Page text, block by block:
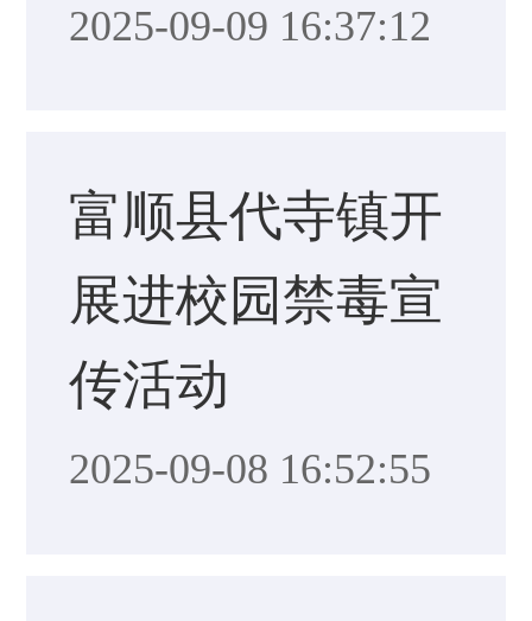
2025-09-09 16:37:12
富顺县代寺镇开
展进校园禁毒宣
传活动
2025-09-08 16:52:55